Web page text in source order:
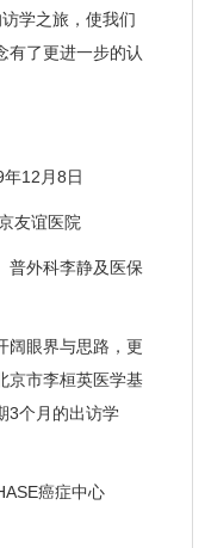
学之旅，使我们
有了更进一步的认
12月8日
友谊医院
外科李静及医保
眼界与思路，更
京市李桓英医学基
3个月的出访学
癌症中心